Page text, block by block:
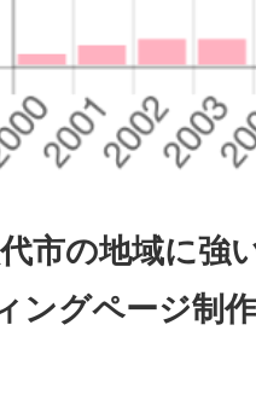
市の地域に強
ングページ制